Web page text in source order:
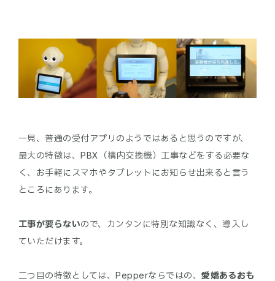
一見、普通の受付アプリのようではあると思うのですが、
最大の特徴は、PBX（構内交換機）工事などをする必要な
く、お手軽にスマホやタブレットにお知らせ出来ると言う
ところにあります。
工事が要らないので、カンタンに特別な知識なく、導入し
ていただけます。
二つ目の特徴としては、Pepperならではの、愛嬌あるおも